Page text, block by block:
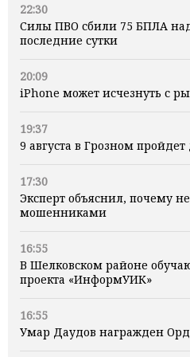
22:30
Силы ПВО сбили 75 БПЛА
последние сутки
20:09
iPhone может исчезнуть с
19:37
9 августа в Грозном
17:30
Эксперт объяснил, почему
мошенниками
16:55
В Шелковском районе
проекта «ИнформУИК»
16:55
Умар Даудов награжден